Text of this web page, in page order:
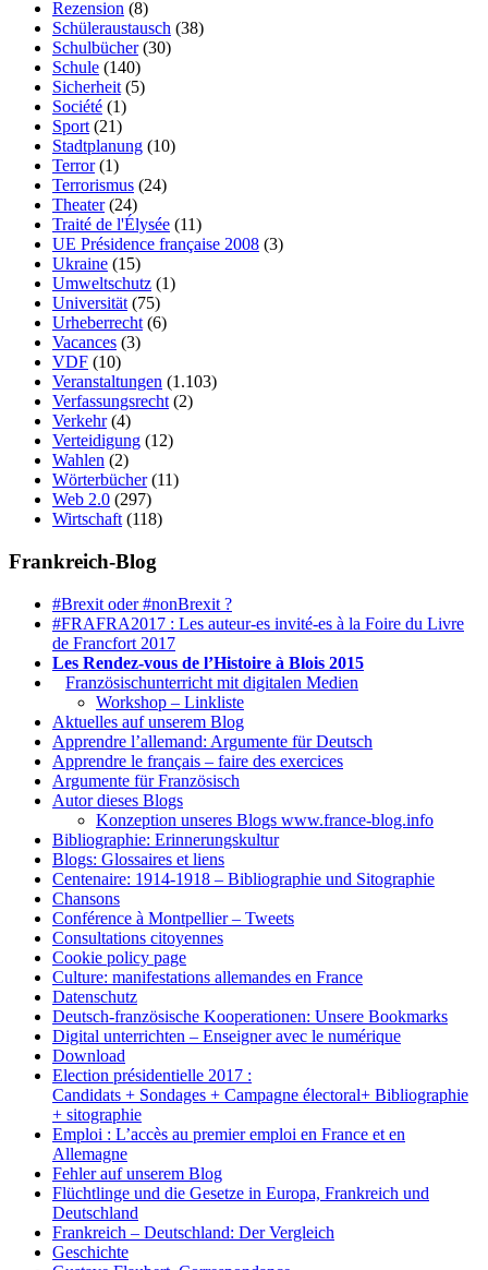
Rezension (8)
Schüleraustausch (38)
Schulbücher(30)
Schule (140)
Sicherheit (5)
Société (1)
Sport (21)
Stadtplanung (10)
Terror(1)
Terrorismus (24)
Theater(24)
Traité de l'Élysée (11)
UE Présidence française 2008 (3)
Ukraine (15)
Umweltschutz (1)
Universität (75)
Urheberrecht (6)
Vacances (3)
VDF (10)
Veranstaltungen (1.103)
Verfassungsrecht (2)
Verkehr(4)
Verteidigung (12)
Wahlen (2)
Wörterbücher(11)
Web 2.0 (297)
Wirtschaft (118)
Frankreich-Blog
#Brexit oder #nonBrexit ?
#FRAFRA2017 : Les auteur-es invité-es à la Foire du Livre
de Francfort 2017
Les Rendez-vous de l’Histoire à Blois 2015
Französischunterricht mit digitalen Medien
Workshop – Linkliste
Aktuelles auf unserem Blog
Apprendre l’allemand: Argumente für Deutsch
Apprendre le français – faire des exercices
Argumente für Französisch
Autor dieses Blogs
Konzeption unseres Blogs www.france-blog.info
Bibliographie: Erinnerungskultur
Blogs: Glossaires et liens
Centenaire: 1914-1918 – Bibliographie und Sitographie
Chansons
Conférence à Montpellier – Tweets
Consultations citoyennes
Cookie policy page
Culture: manifestations allemandes en France
Datenschutz
Deutsch-französische Kooperationen: Unsere Bookmarks
Digital unterrichten – Enseigner avec le numérique
Download
Election présidentielle 2017 :
Candidats + Sondages + Campagne électoral+ Bibliographie
+ sitographie
Emploi : L’accès au premier emploi en France et en
Allemagne
Fehler auf unserem Blog
Flüchtlinge und die Gesetze in Europa, Frankreich und
Deutschland
Frankreich – Deutschland: Der Vergleich
Geschichte